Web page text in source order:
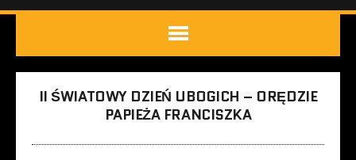
II ŚWIATOWY DZIEŃ UBOGICH – ORĘDZIE
PAPIEŻA FRANCISZKA